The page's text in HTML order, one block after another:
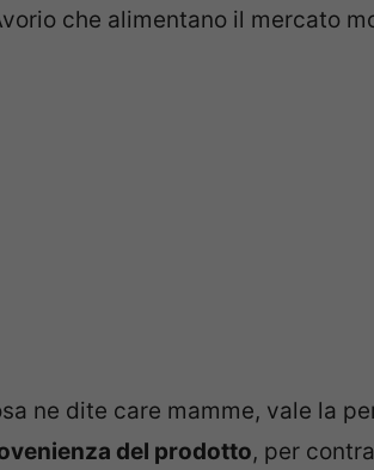
che alimentano il mercato
ne dite care mamme, vale la
del prodotto, per